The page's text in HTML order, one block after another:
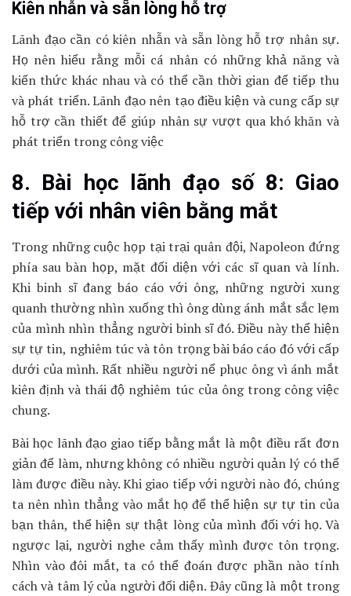
Kiên nhẫn và sẵn lòng hỗ trợ
Lãnh đạo cần có kiên nhẫn và sẵn lòng hỗ trợ nhân sự.
Họ nên hiểu rằng mỗi cá nhân có những khả năng và
kiến thức khác nhau và có thể cần thời gian để tiếp thu
và phát triển. Lãnh đạo nên tạo điều kiện và cung cấp sự
hỗ trợ cần thiết để giúp nhân sự vượt qua khó khăn và
phát triển trong công việc
8. Bài học lãnh đạo số 8: Giao
tiếp với nhân viên bằng mắt
Trong những cuộc họp tại trại quân đội, Napoleon đứng
phía sau bàn họp, mặt đối diện với các sĩ quan và lính.
Khi binh sĩ đang báo cáo với ông, những người xung
quanh thường nhìn xuống thì ông dùng ánh mắt sắc lẹm
của mình nhìn thẳng người binh sĩ đó. Điều này thể hiện
sự tự tin, nghiêm túc và tôn trọng bài báo cáo đó với cấp
dưới của mình. Rất nhiều người nể phục ông vì ánh mắt
kiên định và thái độ nghiêm túc của ông trong công việc
chung.
Bài học lãnh đạo giao tiếp bằng mắt là một điều rất đơn
giản để làm, nhưng không có nhiều người quản lý có thể
làm được điều này. Khi giao tiếp với người nào đó, chúng
ta nên nhìn thẳng vào mắt họ để thể hiện sự tự tin của
bạn thân, thể hiện sự thật lòng của mình đối với họ. Và
ngược lại, người nghe cảm thấy mình được tôn trọng.
Nhìn vào đôi mắt, ta có thể đoán được phần nào tính
cách và tâm lý của người đối diện. Đây cũng là một trong